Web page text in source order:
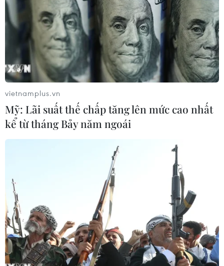
29/07/2026 07:41
Động đất tại Nhật Bản: Các cơ quan
đại diện Việt Nam khẩn trương bảo
hộ công dân
29/07/2026 07:21
Động đất tại Nhật Bản: Một lao động
Việt Nam thiệt mạng tại Kumamoto
Động đất tại Nhật Bản: Chưa ghi
nhận thông tin công dân Việt Nam bị
thương vong
28/07/2026 22:51
Động đất tại Nhật Bản: Cộng đồng
vietnamplus.vn
Mỹ: Lãi suất thế chấp tăng lên mức cao nhất
kể từ tháng Bảy năm ngoái